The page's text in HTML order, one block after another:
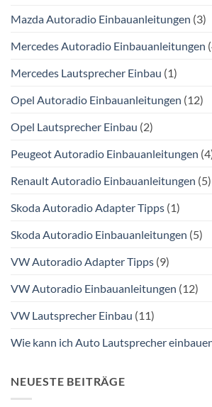
Mazda Autoradio Einbauanleitungen (3)
Mercedes Autoradio Einbauanleitungen
Mercedes Lautsprecher Einbau (1)
Opel Autoradio Einbauanleitungen (12)
Opel Lautsprecher Einbau (2)
Peugeot Autoradio Einbauanleitungen
Renault Autoradio Einbauanleitungen (5)
Skoda Autoradio Adapter Tipps (1)
Skoda Autoradio Einbauanleitungen (5)
VW Autoradio Adapter Tipps (9)
VW Autoradio Einbauanleitungen (12)
VW Lautsprecher Einbau (11)
Wie kann ich Auto Lautsprecher
NEUESTE BEITRÄGE